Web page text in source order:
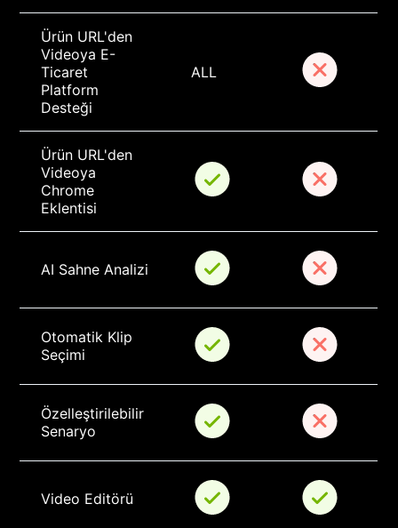
Ürün URL'den
Videoya E-
Ticaret
Platform
Desteği
ALL
Ürün URL'den
Videoya
Chrome
Eklentisi
AI Sahne Analizi
Otomatik Klip
Seçimi
Özelleştirilebilir
Senaryo
Video Editörü